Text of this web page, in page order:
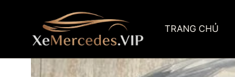
content
TRANG CHỦ